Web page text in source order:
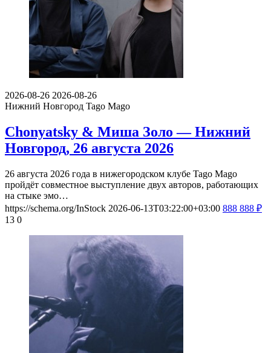
2026-08-26 2026-08-26
Нижний Новгород Tago Mago
Chonyatsky & Миша Золо — Нижний
Новгород, 26 августа 2026
26 августа 2026 года в нижегородском клубе Tago Mago
пройдёт совместное выступление двух авторов, работающих
на стыке эмо…
https://schema.org/InStock 2026-06-13T03:22:00+03:00 888 888 ₽
13 0